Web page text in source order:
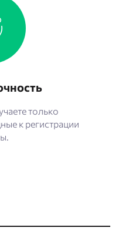
только
к регистрации